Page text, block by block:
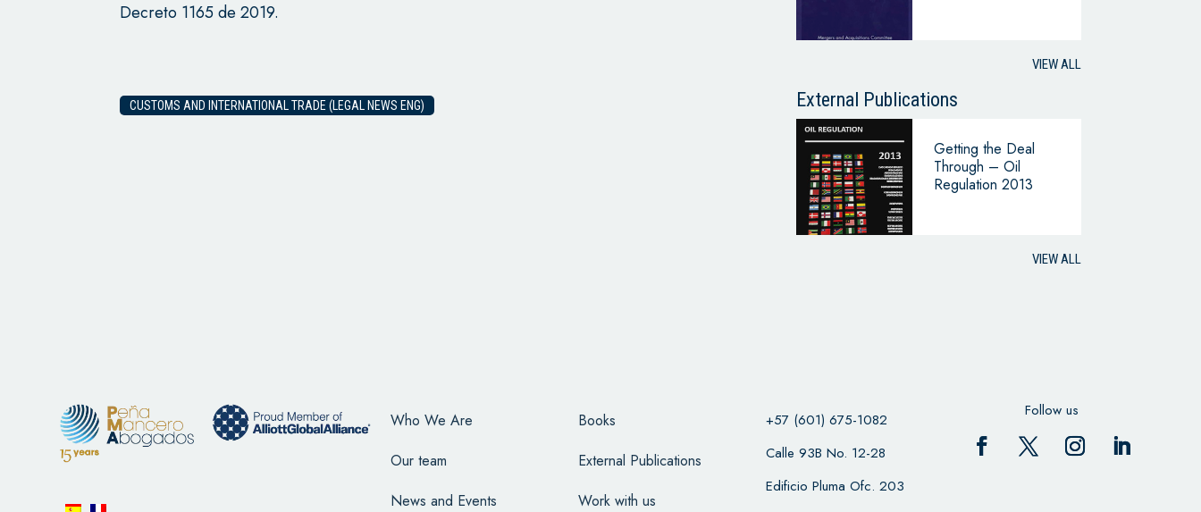
Decreto 1165 de 2019.
CUSTOMS AND INTERNATIONAL TRADE (LEGAL NEWS ENG)
VIEW ALL
External Publications
Getting the Deal
Through – Oil
Regulation 2013
VIEW ALL
Who We Are
Our team
News and Events
Books
External Publications
Work with us
+57 (601) 675-1082
Calle 93B No. 12-28
Edificio Pluma Ofc. 203
Follow us